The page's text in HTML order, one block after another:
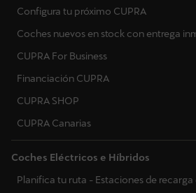
Configura tu próximo CUPRA
Coches nuevos en stock con entrega
CUPRA For Business
Financiación CUPRA
CUPRA SHOP
CUPRA Canarias
Coches Eléctricos e Híbridos
Planifica tu ruta - Estaciones de